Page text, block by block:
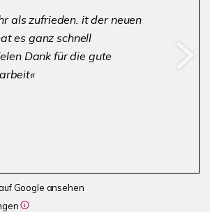
als zufrieden. it der neuen
es ganz schnell
Dank für die gute
Google ansehen